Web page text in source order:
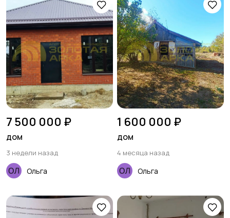
7 500 000 ₽
дом
3 недели назад
Ольга
1 600 000 ₽
дом
4 месяца назад
Ольга